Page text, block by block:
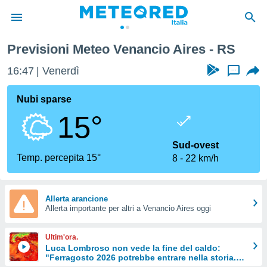
di
per
le
di
Web
le
Previsioni Meteo Venancio Aires - RS
16:47 Venerdì ...
Nubi sparse
15°
Temp. percepita 15°
Sud-ovest
8
22 km/h
Allerta arancione
Allerta importante per altri a Venancio Aires oggi
Ultim'ora.
Luca Lombroso non vede la fine del caldo:
"Ferragosto 2026 potrebbe entrare nella storia.